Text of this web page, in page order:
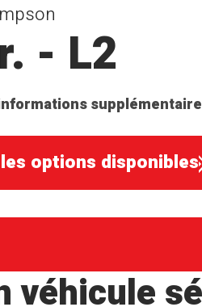
- L2
options disponibles
véhicule